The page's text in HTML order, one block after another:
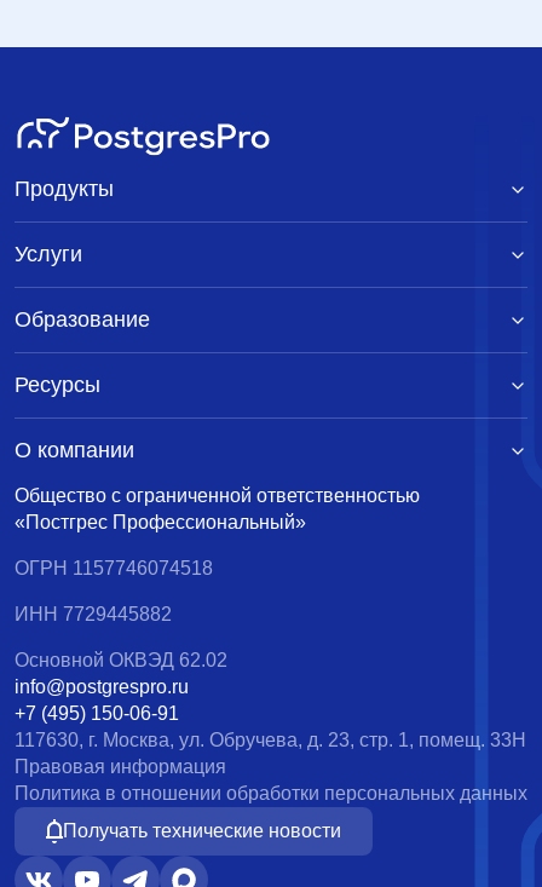
Общество с ограниченной ответственностью
«Постгрес Профессиональный»
ОГРН 1157746074518
ИНН 7729445882
Основной ОКВЭД 62.02
info@postgrespro.ru
+7 (495) 150-06-91
117630, г. Москва, ул. Обручева, д. 23, стр. 1, помещ. 33Н
Правовая информация
Политика в отношении обработки персональных данных
Получать технические новости
Продукты
Услуги
Образование
Ресурсы
О компании